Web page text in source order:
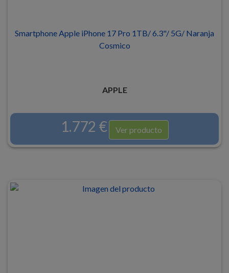
Smartphone Apple iPhone 17 Pro 1TB/ 6.3"/ 5G/ Naranja
Cosmico
APPLE
1.772 € Ver producto